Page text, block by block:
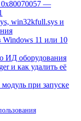
—
win32kfull.sys и
11 или 10
ИД оборудования
и как удалить её
при запуске